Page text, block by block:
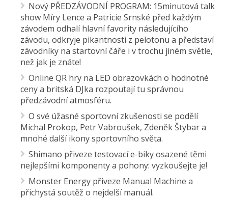
Nový PŘEDZÁVODNÍ PROGRAM: 15minutová talk
show Míry Lence a Patricie Srnské před každým
závodem odhalí hlavní favority následujícího
závodu, odkryje pikantnosti z pelotonu a představí
závodníky na startovní čáře i v trochu jiném světle,
než jak je znáte!
Online QR hry na LED obrazovkách o hodnotné
ceny a britská DJka rozpoutají tu správnou
předzávodní atmosféru.
O své úžasné sportovní zkušenosti se podělí
Michal Prokop, Petr Vabroušek, Zdeněk Štybar a
mnohé další ikony sportovního světa.
Shimano přiveze testovací e-biky osazené těmi
nejlepšími komponenty a pohony: vyzkoušejte je!
Monster Energy přiveze Manual Machine a
přichystá soutěž o nejdelší manuál.